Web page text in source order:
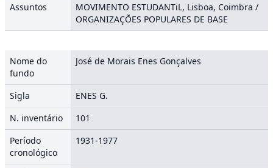
Assuntos
MOVIMENTO ESTUDANTiL, Lisboa, Coimbra /
ORGANIZAÇÕES POPULARES DE BASE
Nome do
fundo
José de Morais Enes Gonçalves
Sigla
ENES G.
N. inventário
101
Período
cronológico
1931-1977